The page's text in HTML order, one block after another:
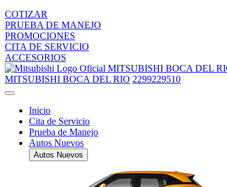
COTIZAR
PRUEBA DE MANEJO
PROMOCIONES
CITA DE SERVICIO
ACCESORIOS
MITSUBISHI BOCA DEL
MITSUBISHI BOCA DEL RIO 2299229510
Inicio
Cita de Servicio
Prueba de Manejo
Autos Nuevos
Autos Nuevos